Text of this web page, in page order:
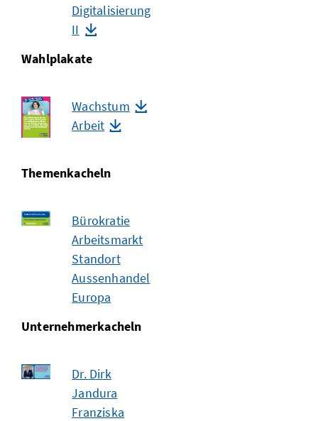
Digitalisierung
II
Wahlplakate
Wachstum
Arbeit
Themenkacheln
Bürokratie
Arbeitsmarkt
Standort
Aussenhandel
Europa
Unternehmerkacheln
Dr. Dirk
Jandura
Franziska